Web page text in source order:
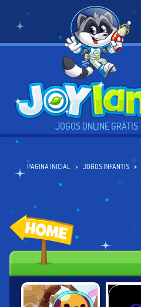
JOGOS ONLINE GRÁTIS
PAGINA INICIAL JOGOS INFANTIS